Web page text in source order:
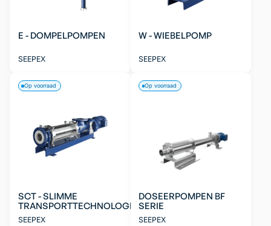
E - DOMPELPOMPEN
SEEPEX
W - WIEBELPOMP
SEEPEX
SCT - SLIMME
TRANSPORTTECHNOLOGIE
SEEPEX
Op voorraad
DOSEERPOMPEN BF
SERIE
SEEPEX
Op voorraad